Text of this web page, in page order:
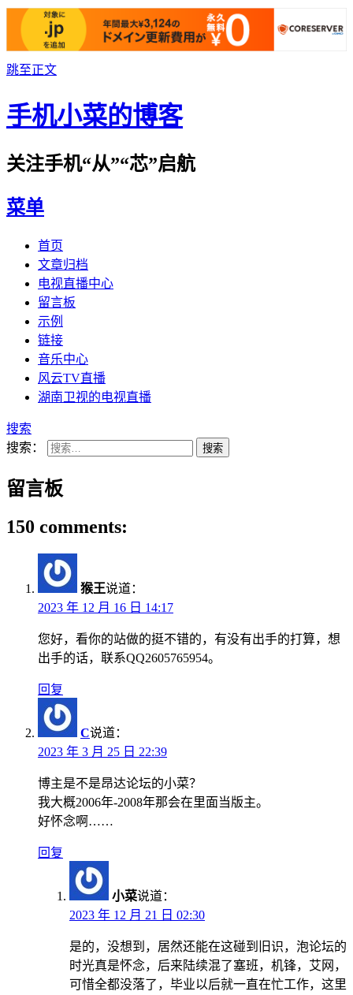
跳至正文
手机小菜的博客
关注手机“从”“芯”启航
菜单
首页
文章归档
电视直播中心
留言板
示例
链接
音乐中心
风云TV直播
湖南卫视的电视直播
搜索
搜索：
留言板
150 comments:
猴王说道：
2023 年 12 月 16 日 14:17
您好，看你的站做的挺不错的，有没有出手的打算，想
出手的话，联系QQ2605765954。
回复
C说道：
2023 年 3 月 25 日 22:39
博主是不是昂达论坛的小菜？
我大概2006年-2008年那会在里面当版主。
好怀念啊……
回复
小菜说道：
2023 年 12 月 21 日 02:30
是的，没想到，居然还能在这碰到旧识，泡论坛的
时光真是怀念，后来陆续混了塞班，机锋，艾网，
可惜全都没落了，毕业以后就一直在忙工作，这里